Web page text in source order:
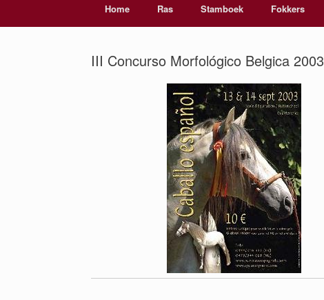
Home Ras Stamboek Fokkers
III Concurso Morfológico Belgica 2003